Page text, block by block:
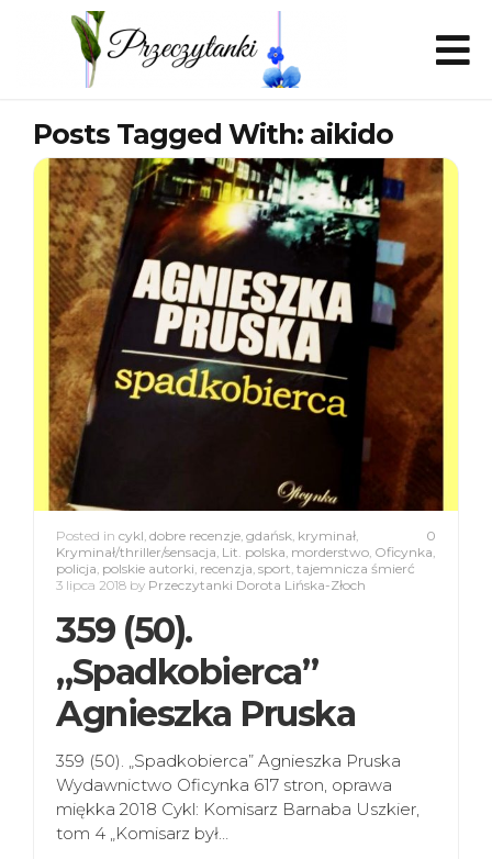
Posts Tagged With: aikido
0
Posted in cykl dobre recenzje gdańsk kryminał
Kryminał/thriller/sensacja Lit. polska morderstwo Oficynka
policja polskie autorki recenzja sport tajemnicza śmierć
3 lipca 2018 by Przeczytanki Dorota Lińska-Złoch
359 (50).
„Spadkobierca”
Agnieszka Pruska
359 (50). „Spadkobierca” Agnieszka Pruska
Wydawnictwo Oficynka 617 stron, oprawa
miękka 2018 Cykl: Komisarz Barnaba Uszkier,
tom 4 „Komisarz był…